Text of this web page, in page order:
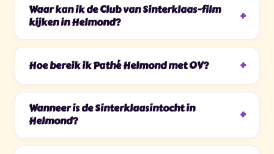
Waar kan ik de Club van Sinterklaas-film
kijken in Helmond?
Hoe bereik ik Pathé Helmond met OV?
Wanneer is de Sinterklaasintocht in
Helmond?